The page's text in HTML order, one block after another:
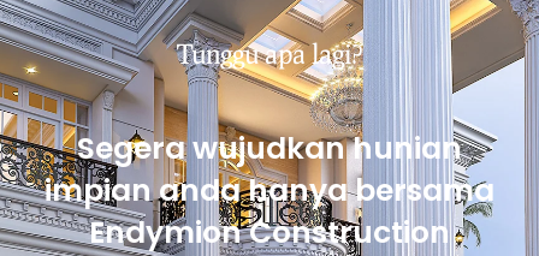
Tunggu apa lagi?
Segera wujudkan hunian
impian anda hanya bersama
Endymion Construction